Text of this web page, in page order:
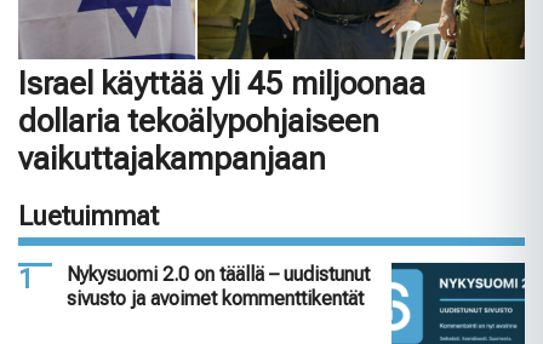
Israel käyttää yli 45 miljoonaa
dollaria tekoälypohjaiseen
vaikuttajakampanjaan
Luetuimmat
Nykysuomi 2.0 on täällä – uudistunut
sivusto ja avoimet kommenttikentät